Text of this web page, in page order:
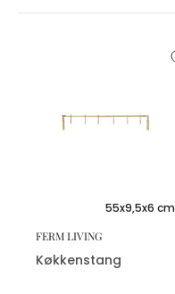
55x9,5x6 cm
FERM LIVING
Køkkenstang